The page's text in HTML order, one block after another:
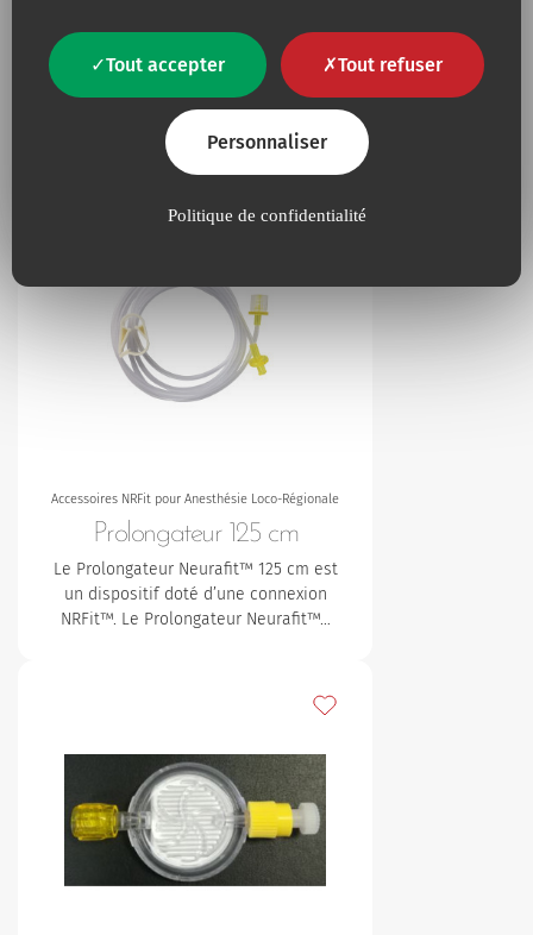
Tout accepter Tout refuser
Personnaliser
Politique de confidentialité
Seringues
Seringue Neurafit en plastique pour
anesthésie neuraxiale et loco-
régionale. Seringue en polypropylène
avec connexion…
Accessoires NRFit pour Anesthésie Loco-Régionale
Prolongateur 125 cm
Le Prolongateur Neurafit™ 125 cm est
un dispositif doté d’une connexion
NRFit™. Le Prolongateur Neurafit™…
Ajouter à mes favoris
Ajouter à mes favoris